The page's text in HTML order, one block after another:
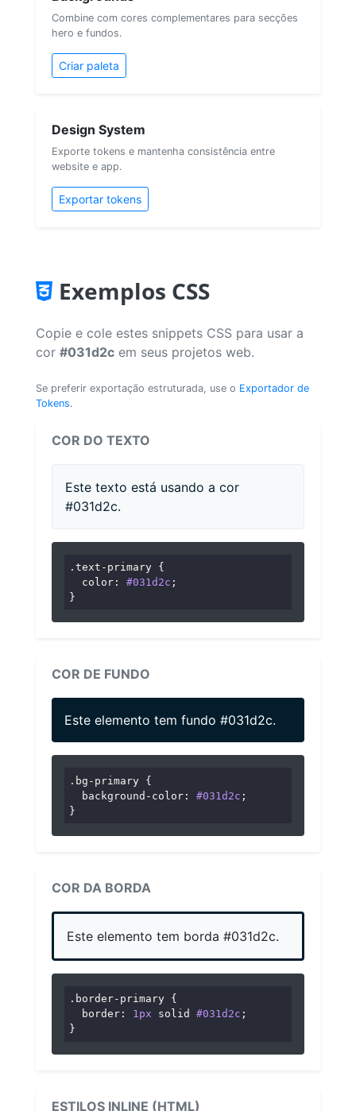
Combine com cores complementares para secções
hero e fundos.
Criar paleta
Design System
Exporte tokens e mantenha consistência entre
website e app.
Exportar tokens
Exemplos CSS
Copie e cole estes snippets CSS para usar a
cor #031d2c em seus projetos web.
Se preferir exportação estruturada, use o Exportador de
Tokens.
COR DO TEXTO
Este texto está usando a cor
#031d2c.
.text-primary {
color : #031d2c ;
}
COR DE FUNDO
Este elemento tem fundo #031d2c.
.bg-primary {
background-color : #031d2c ;
}
COR DA BORDA
Este elemento tem borda #031d2c.
.border-primary {
border : 1px solid #031d2c ;
}
ESTILOS INLINE (HTML)